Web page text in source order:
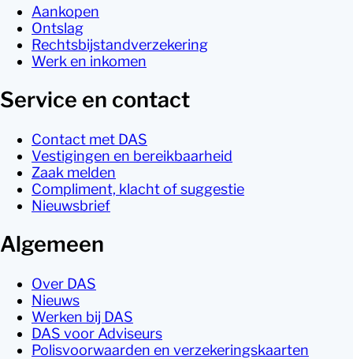
Aankopen
Ontslag
Rechtsbijstandverzekering
Werk en inkomen
Service en contact
Contact met DAS
Vestigingen en bereikbaarheid
Zaak melden
Compliment, klacht of suggestie
Nieuwsbrief
Algemeen
Over DAS
Nieuws
Werken bij DAS
DAS voor Adviseurs
Polisvoorwaarden en verzekeringskaarten